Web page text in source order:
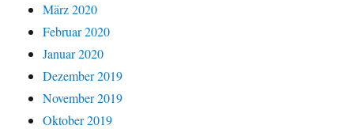
März 2020
Februar 2020
Januar 2020
Dezember 2019
November 2019
Oktober 2019